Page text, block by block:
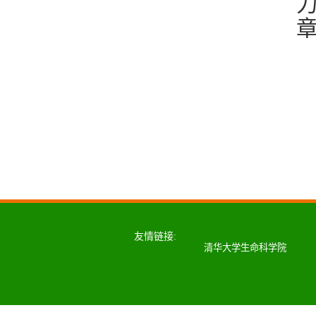
友情链接:
清华大学生命科学院